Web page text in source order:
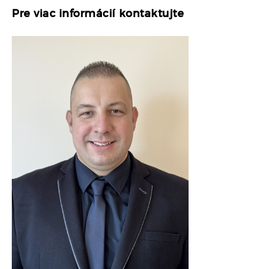
Pre viac informácií kontaktujte